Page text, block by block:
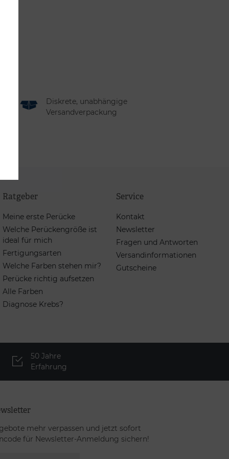
Diskrete, unabhängige
Versandverpackung
Ratgeber
Meine erste Perücke
Welche Perückengröße ist
ideal für mich
Fertigungsarten
Welche Farben stehen mir?
Perücke richtig aufsetzen
Alle Farben
Diagnose Krebs?
Service
Kontakt
Newsletter
Fragen und Antworten
Versandinformationen
Gutscheine
50 Jahre
Erfahrung
mehr verpassen und jetzt sofort
für Newsletter-Anmeldung sichern!